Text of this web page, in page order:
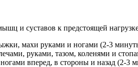
и суставов к предстоящей
махи руками и ногами (2-3
руками, тазом, коленями и
вперед, в стороны и назад (2-3